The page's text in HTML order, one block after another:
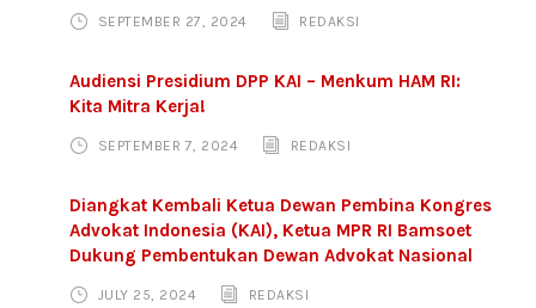
SEPTEMBER 27, 2024 REDAKSI
Audiensi Presidium DPP KAI – Menkum HAM RI:
Kita Mitra Kerja!
SEPTEMBER 7, 2024 REDAKSI
Diangkat Kembali Ketua Dewan Pembina Kongres
Advokat Indonesia (KAI), Ketua MPR RI Bamsoet
Dukung Pembentukan Dewan Advokat Nasional
JULY 25, 2024 REDAKSI